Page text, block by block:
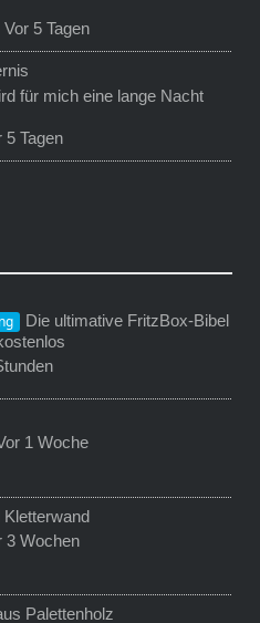
Vor 5 Tagen
für mich eine lange Nacht
5 Tagen
Die ultimative FritzBox-Bibel
1 Woche
3 Wochen
Palettenholz